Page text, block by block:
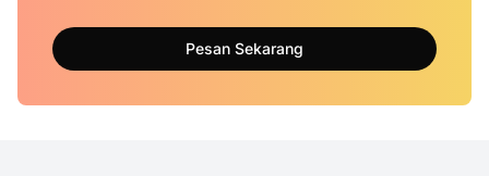
Pesan Sekarang